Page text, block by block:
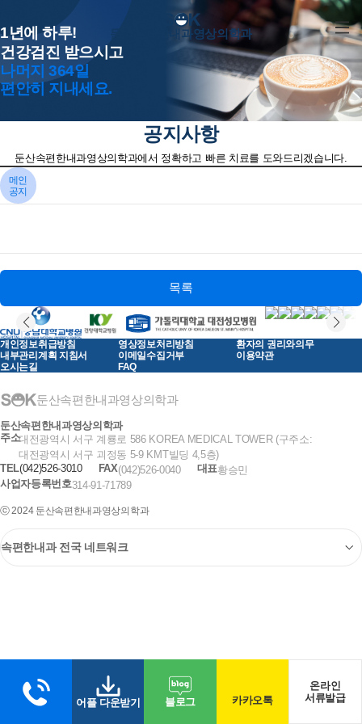
둔산속편한내과영상의학과
1년에 하루!
건강검진 받으시고
나머지 364일
편안히 지내세요.
공지사항
둔산속편한내과영상의학과에서 정확하고 빠른 치료를 도와드리겠습니다.
메인
공지
목록
개인정보취급방침 영상정보처리방침
환자의 권리와의무
내부관리계획 지침서
이메일수집거부
이용약관
오시는길
FAQ
둔산속편한내과영상의학과
둔산속편한내과영상의학과
주소대전광역시 서구 계룡로 586 KOREA MEDICAL TOWER (구주소:
대전광역시 서구 괴정동 5-9 KMT빌딩 4,5층)
TEL(042)526-3010 FAX(042)526-0040 대표황승민
사업자등록번호314-91-71789
ⓒ 2024 둔산속편한내과영상의학과
어플 다운받기 블로그 카카오톡
온라인
서류발급